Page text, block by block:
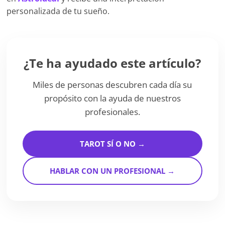
personalizada de tu sueño.
¿Te ha ayudado este artículo?
Miles de personas descubren cada día su
propósito con la ayuda de nuestros
profesionales.
TAROT SÍ O NO →
HABLAR CON UN PROFESIONAL →